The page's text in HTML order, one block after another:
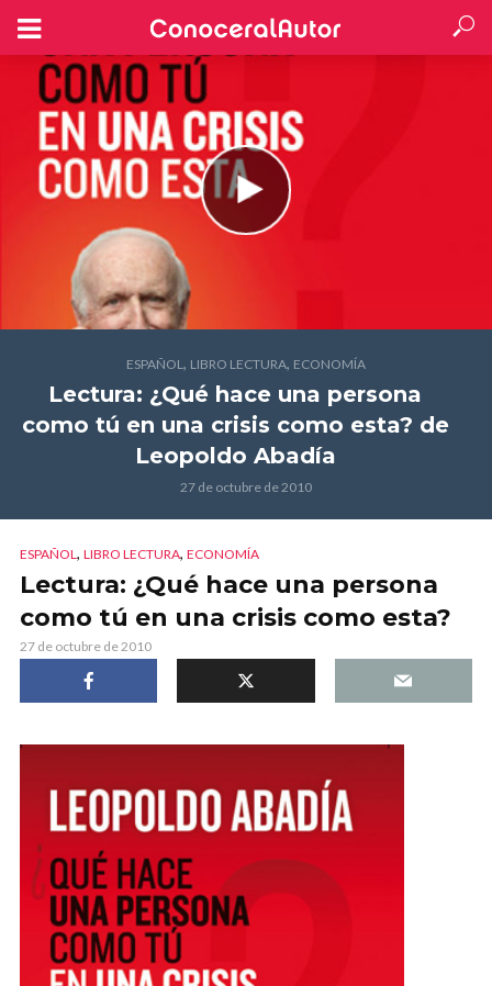
ESPAÑOL, LIBRO LECTURA, ECONOMÍA
Lectura: ¿Qué hace una persona
como tú en una crisis como esta? de
Leopoldo Abadía
27 de octubre de 2010
ESPAÑOL, LIBRO LECTURA, ECONOMÍA
Lectura: ¿Qué hace una persona
como tú en una crisis como esta?
27 de octubre de 2010